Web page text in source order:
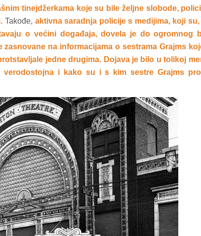
tinejdžerkama koje su bile željne slobode,
Takođe, aktivna saradnja policije s medijima, koji
o većini događaja, dovela je do ogromnog
na informacijama o sestrama Grajms
jedne drugima. Dojava je bilo u tolikoj
i kako su i s kim sestre Grajms